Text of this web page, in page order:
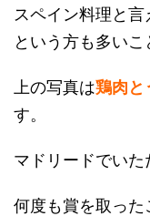
スペイン料理と
という方も多いこ
上の写真は鶏肉と
す。
マドリードでいた
何度も賞を取った